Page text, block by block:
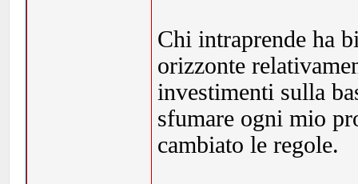
Chi intraprende ha
orizzonte
investimenti sulla
sfumare ogni mio
cambiato le regole.